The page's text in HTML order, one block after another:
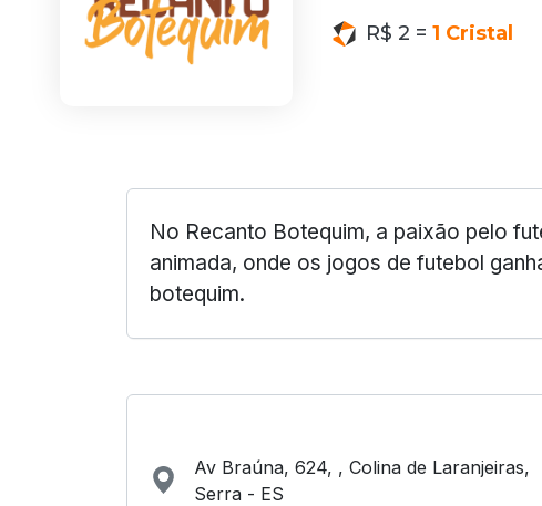
R$ 2 = 1 Cristal
No Recanto Botequim, a paixão pelo
animada, onde os jogos de futebol
botequim.
Av Braúna, 624, , Colina de Laranjeiras,
Serra - ES